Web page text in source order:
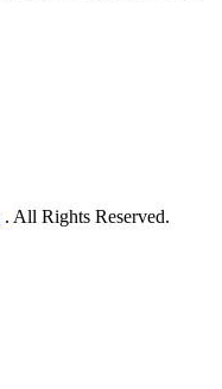
. All Rights Reserved.